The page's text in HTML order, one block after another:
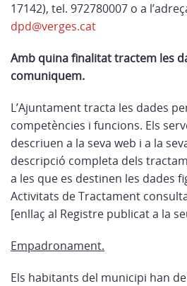
17142), tel. 972780007 o a
dpd@verges.cat
Amb quina finalitat tractem les
comuniquem.
L’Ajuntament tracta les dades
competències i funcions. Els
descriuen a la seva web i a la
descripció completa dels
a les que es destinen les dades
Activitats de Tractament
[enllaç al Registre publicat a la
Empadronament.
Els habitants del municipi han